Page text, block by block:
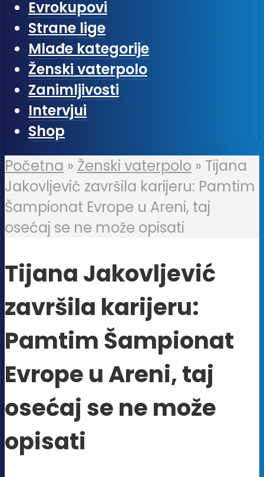
Evrokupovi
Strane lige
Mlađe kategorije
Ženski vaterpolo
Zanimljivosti
Intervjui
Shop
Početna » Ženski vaterpolo » Tijana
Jakovljević završila karijeru: Pamtim
Šampionat Evrope u Areni, taj
osećaj se ne može opisati
Tijana Jakovljević
završila karijeru:
Pamtim Šampionat
Evrope u Areni, taj
osećaj se ne može
opisati